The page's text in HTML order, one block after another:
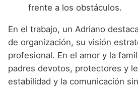
frente a los obstáculos.
En el trabajo, un Adriano
de organización, su visión
profesional. En el amor y la
padres devotos, protectores y
estabilidad y la comunicación